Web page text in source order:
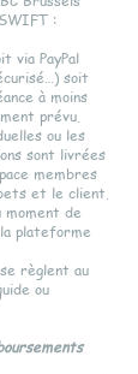
:
via PayPal
soit
à moins
prévu.
ou les
sont livrées
membres
et le client.
de
plateforme
règlent au
ou